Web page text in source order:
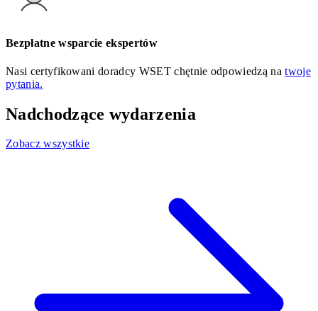
Bezpłatne wsparcie ekspertów
Nasi certyfikowani doradcy WSET chętnie odpowiedzą natwoje
pytania.
Nadchodzące wydarzenia
Zobacz wszystkie